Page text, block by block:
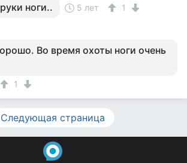
ноги.. 5 лет 1
Во время охоты ноги очень
1
Следующая страница